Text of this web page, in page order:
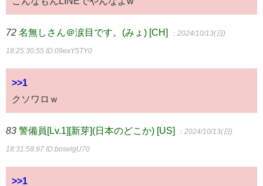
72 名無しさん＠涙目です。(みょ) [CH] ：2024/10/13(日)
18:25:30.55 ID:09exY5TY0
>>1
クソワロｗ
83 警備員[Lv.1][新芽](日本のどこか) [US] ：2024/10/13(日)
18:31:58.97 ID:boselgU70
>>1